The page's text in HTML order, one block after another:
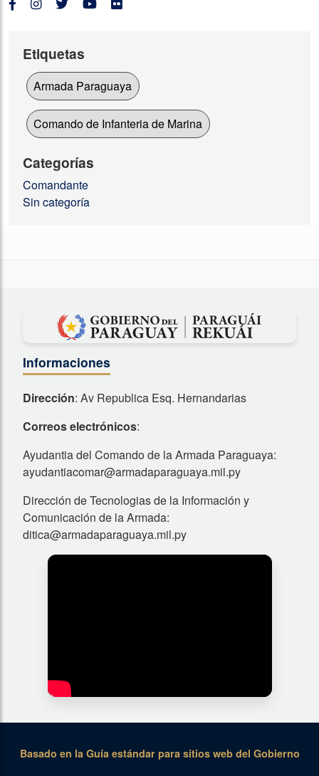
Etiquetas
Armada Paraguaya
Comando de Infanteria de Marina
Categorías
Comandante
Sin categoría
Informaciones
Dirección: Av Republica Esq. Hernandarias
Correos electrónicos:
Ayudantia del Comando de la Armada Paraguaya:
ayudantiacomar@armadaparaguaya.mil.py
Dirección de Tecnologias de la Información y
Comunicación de la Armada:
ditica@armadaparaguaya.mil.py
Basado en la Guía estándar para sitios web del Gobierno